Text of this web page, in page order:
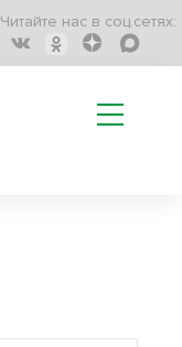
Читайте нас в соц.сетях: